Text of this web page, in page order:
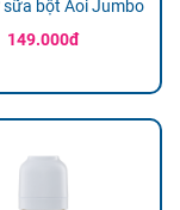
sữa bột Aoi Jumbo
149.000đ